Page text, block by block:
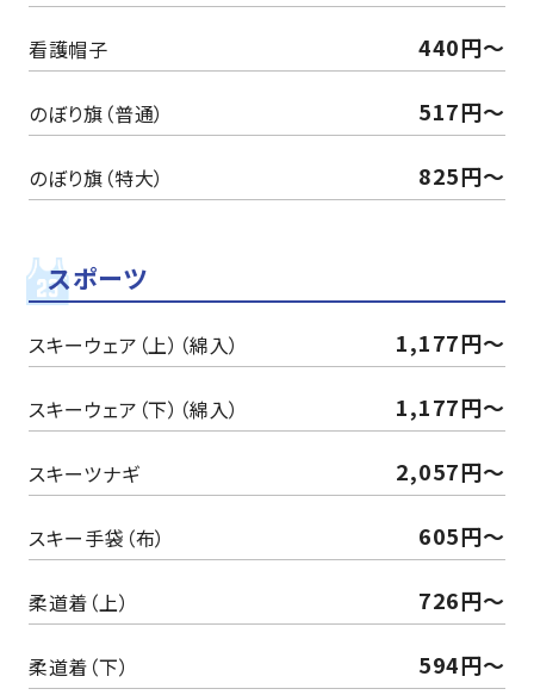
看護帽子 440円～
のぼり旗（普通） 517円～
のぼり旗（特大） 825円～
スポーツ
スキーウェア（上）（綿入） 1,177円～
スキーウェア（下）（綿入） 1,177円～
スキーツナギ 2,057円～
スキー手袋（布） 605円～
柔道着（上） 726円～
柔道着（下） 594円～